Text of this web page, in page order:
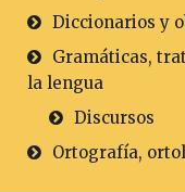
Diccionarios y
Gramáticas,
la lengua
Discursos
Ortografía,